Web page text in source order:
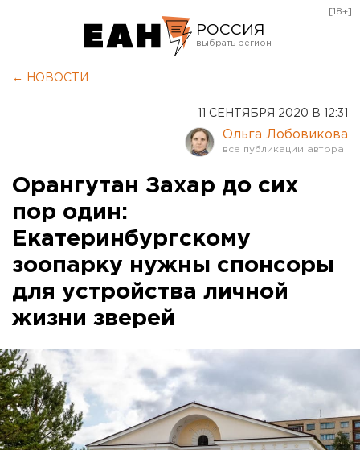
РОССИЯ
Курган
Оренбург
[18+]
← НОВОСТИ
11 СЕНТЯБРЯ 2020 В 12:31
Ольга Лобовикова
Орангутан Захар до сих
пор один:
Екатеринбургскому
зоопарку нужны спонсоры
для устройства личной
жизни зверей